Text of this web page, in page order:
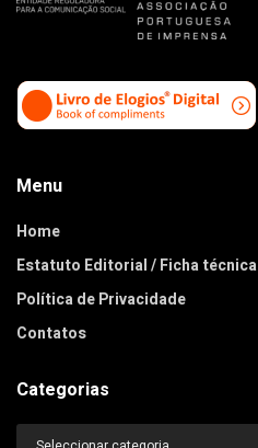
Menu
Home
Estatuto Editorial / Ficha técnica
Política de Privacidade
Contatos
Categorias
Categorias